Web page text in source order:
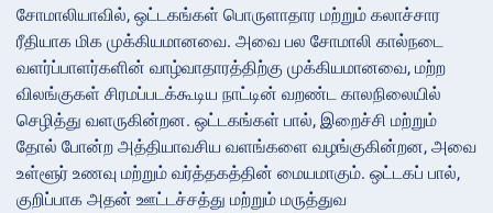
சோமாலியாவில், ஒட்டகங்கள் பொருளாதார மற்றும் கலாச்சார
ரீதியாக மிக முக்கியமானவை. அவை பல சோமாலி கால்நடை
வளர்ப்பாளர்களின் வாழ்வாதாரத்திற்கு முக்கியமானவை, மற்ற
விலங்குகள் சிரமப்படக்கூடிய நாட்டின் வறண்ட காலநிலையில்
செழித்து வளருகின்றன. ஒட்டகங்கள் பால், இறைச்சி மற்றும்
தோல் போன்ற அத்தியாவசிய வளங்களை வழங்குகின்றன, அவை
உள்ளூர் உணவு மற்றும் வர்த்தகத்தின் மையமாகும். ஒட்டகப் பால்,
குறிப்பாக அதன் ஊட்டச்சத்து மற்றும் மருத்துவ